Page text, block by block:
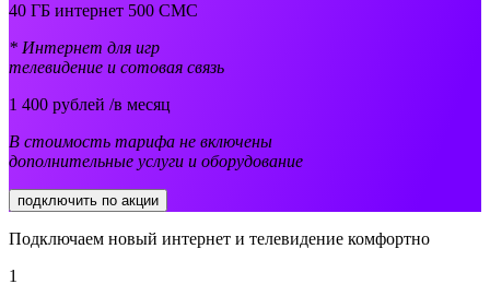
40 ГБ интернет 500 СМС
* Интернет для игр
телевидение и сотовая связь
1 400 рублей /в месяц
В стоимость тарифа не включены
дополнительные услуги и оборудование
подключить по акции
Подключаем новый интернет и телевидение комфортно
1